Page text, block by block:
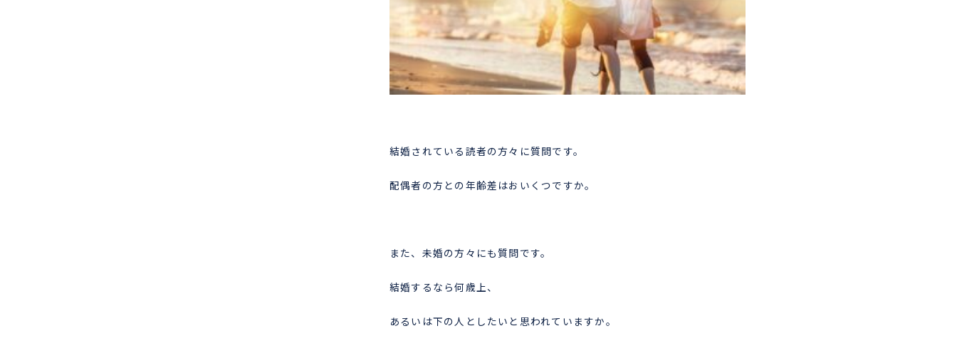
結婚されている読者の方々に質問です。
配偶者の方との年齢差はおいくつですか。
また、未婚の方々にも質問です。
結婚するなら何歳上、
あるいは下の人としたいと思われていますか。